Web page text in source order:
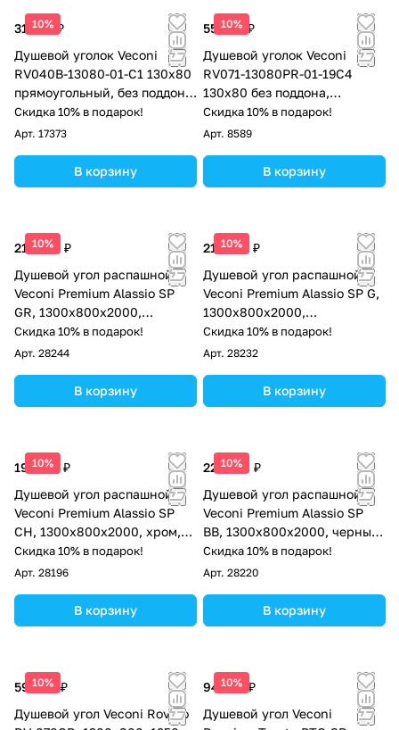
10%
31 520 ₽
Душевой уголок Veconi
RV040B-13080-01-C1 130х80
прямоугольный, без поддона,
прозрачное стекло, чёрный
матовый
Скидка 10% в подарок!
Арт. 17373
В корзину
10%
55 266 ₽
Душевой уголок Veconi
RV071-13080PR-01-19C4
130х80 без поддона,
прозрачное стекло, хром
Скидка 10% в подарок!
Арт. 8589
В корзину
10%
212 647 ₽
Душевой угол распашной
Veconi Premium Alassio SP
GR, 1300х800x2000,
брашированный графит,
стекло прозрачное
Скидка 10% в подарок!
Арт. 28244
В корзину
10%
219 102 ₽
Душевой угол распашной
Veconi Premium Alassio SP G,
1300х800x2000,
брашированное золото,
стекло прозрачное
Скидка 10% в подарок!
Арт. 28232
В корзину
10%
192 817 ₽
Душевой угол распашной
Veconi Premium Alassio SP
CH, 1300х800x2000, хром,
стекло прозрачное
осветленное
Скидка 10% в подарок!
Арт. 28196
В корзину
10%
221 508 ₽
Душевой угол распашной
Veconi Premium Alassio SP
BB, 1300х800x2000, черный
матовый, стекло черное
Скидка 10% в подарок!
Арт. 28220
В корзину
10%
59 496 ₽
Душевой угол Veconi Rovigo
10%
94 414 ₽
Душевой угол Veconi